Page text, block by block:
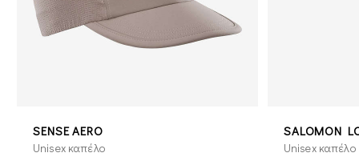
SENSE AERO
Unisex καπέλο
SALOMON
Unisex καπέλο